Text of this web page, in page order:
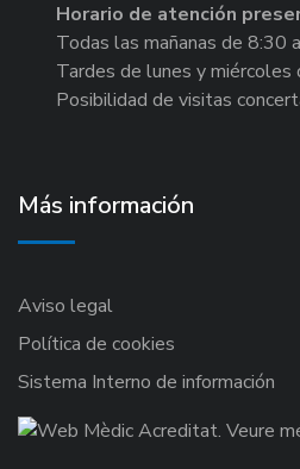
Horario de atención
Todas las mañanas de 8:30
Tardes de lunes y
Posibilidad de visitas
Más información
Aviso legal
Política de cookies
Sistema Interno de información